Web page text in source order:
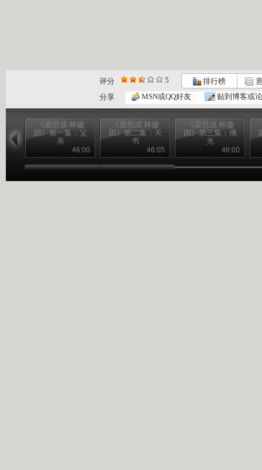
评分 5 排行榜
分享
MSN或QQ好友 贴到博客或
《梁思成 林徽
因》第一集：父
亲
46:00
《梁思成 林徽
因》第二集：天
书
46:05
《梁思成 林徽
因》第三集：佛
光
46:00